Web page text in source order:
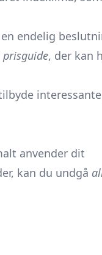
endelig
prisguide, der kan
anvender dit
kan du undgå